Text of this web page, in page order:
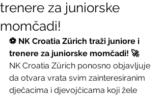
trenere za juniorske
momčadi!
⚽️ NK Croatia Zürich traži juniore i
trenere za juniorske momčadi! 🚀
NK Croatia Zürich ponosno objavljuje
da otvara vrata svim zainteresiranim
dječacima i djevojčicama koji žele